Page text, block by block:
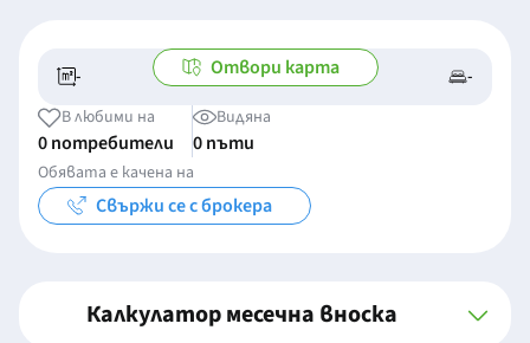
- -/- -
Отвори карта
В любими на
0 потребители
Видяна
0 пъти
Обявата е качена на
Свържи се с брокера
Калкулатор месечна вноска